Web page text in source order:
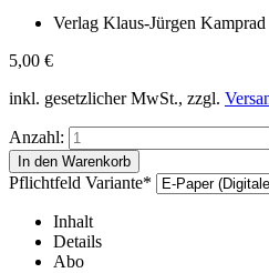
Verlag Klaus-Jürgen Kamprad
5,00 €
inkl. gesetzlicher MwSt., zzgl.
Anzahl:
Pflichtfeld Variante*
Inhalt
Details
Abo